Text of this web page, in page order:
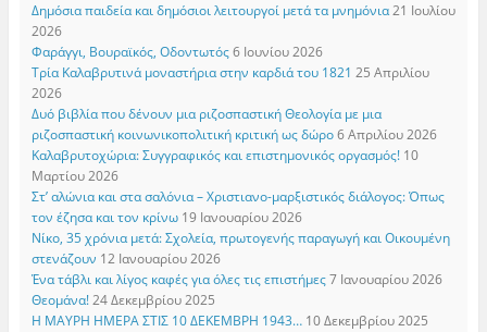
Δημόσια παιδεία και δημόσιοι λειτουργοί μετά τα μνημόνια 21 Ιουλίου
2026
Φαράγγι, Βουραϊκός, Οδοντωτός 6 Ιουνίου 2026
Τρία Καλαβρυτινά μοναστήρια στην καρδιά του 1821 25 Απριλίου
2026
Δυό βιβλία που δένουν μια ριζοσπαστική Θεολογία με μια
ριζοσπαστική κοινωνικοπολιτική κριτική ως δώρο 6 Απριλίου 2026
Καλαβρυτοχώρια: Συγγραφικός και επιστημονικός οργασμός! 10
Μαρτίου 2026
Στ’ αλώνια και στα σαλόνια – Χριστιανο-μαρξιστικός διάλογος: Όπως
τον έζησα και τον κρίνω 19 Ιανουαρίου 2026
Νίκο, 35 χρόνια μετά: Σχολεία, πρωτογενής παραγωγή και Οικουμένη
στενάζουν 12 Ιανουαρίου 2026
Ένα τάβλι και λίγος καφές για όλες τις επιστήμες 7 Ιανουαρίου 2026
Θεομάνα! 24 Δεκεμβρίου 2025
Η ΜΑΥΡΗ ΗΜΕΡΑ ΣΤΙΣ 10 ΔΕΚΕΜΒΡΗ 1943… 10 Δεκεμβρίου 2025